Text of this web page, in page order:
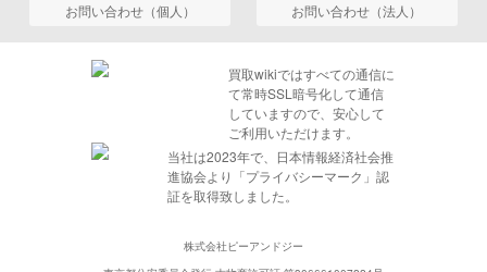
お問い合わせ（個人）
お問い合わせ（法人）
買取wikiではすべての通信に
て常時SSL暗号化して通信
していますので、安心して
ご利用いただけます。
当社は2023年で、日本情報経済社会推
進協会より「プライバシーマーク」認
証を取得致しました。
株式会社ピーアンドジー